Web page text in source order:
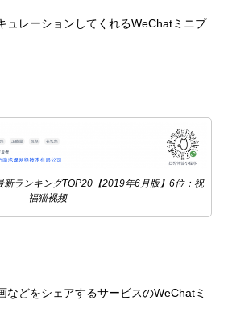
ュレーションしてくれるWeChatミニプ
新ランキングTOP20【2019年6月版】6位：祝
福猫视频
などをシェアするサービスのWeChatミ